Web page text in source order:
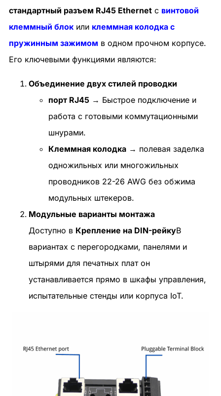
стандартный разъем RJ45 Ethernet с винтовой
клеммный блок или клеммная колодка с
пружинным зажимом в одном прочном корпусе.
Его ключевыми функциями являются:
Объединение двух стилей проводки
порт RJ45 → Быстрое подключение и
работа с готовыми коммутационными
шнурами.
Клеммная колодка → полевая заделка
одножильных или многожильных
проводников 22-26 AWG без обжима
модульных штекеров.
Модульные варианты монтажа
Доступно в Крепление на DIN-рейкуВ
вариантах с перегородками, панелями и
штырями для печатных плат он
устанавливается прямо в шкафы управления,
испытательные стенды или корпуса IoT.